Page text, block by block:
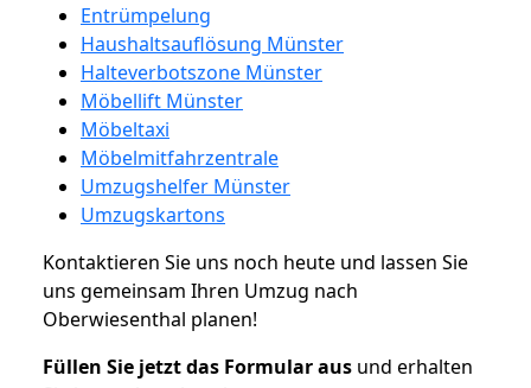
Entrümpelung
Haushaltsauflösung Münster
Halteverbotszone Münster
Möbellift Münster
Möbeltaxi
Möbelmitfahrzentrale
Umzugshelfer Münster
Umzugskartons
Kontaktieren Sie uns noch heute und lassen Sie
uns gemeinsam Ihren Umzug nach
Oberwiesenthal planen!
Füllen Sie jetzt das Formular aus und erhalten